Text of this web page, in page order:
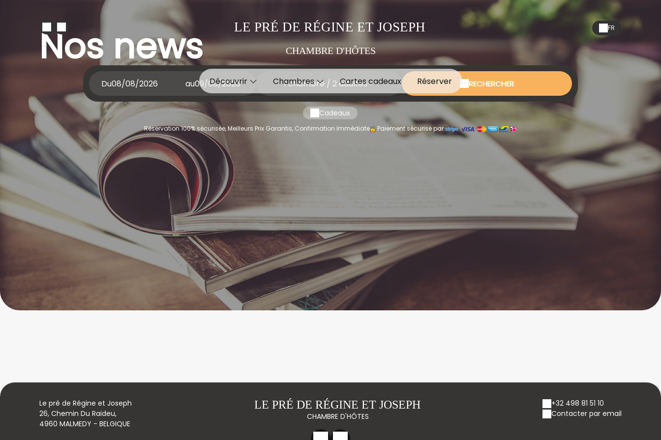
LE PRÉ DE RÉGINE ET JOSEPH
CHAMBRE D'HÔTES
FR
Découvrir Chambres Cartes cadeaux Réserver
Nos news
Du au 1chambre / 2 adultes RECHERCHER
Cadeaux
Réservation 100% sécurisée, Meilleurs Prix Garantis, Confirmation Immédiate Paiement sécurisé par
Le pré de Régine et Joseph
26, Chemin Du Raideu,
4960 MALMEDY - BELGIQUE
LE PRÉ DE RÉGINE ET JOSEPH
CHAMBRE D'HÔTES
+32 498 81 51 10
Contacter par email